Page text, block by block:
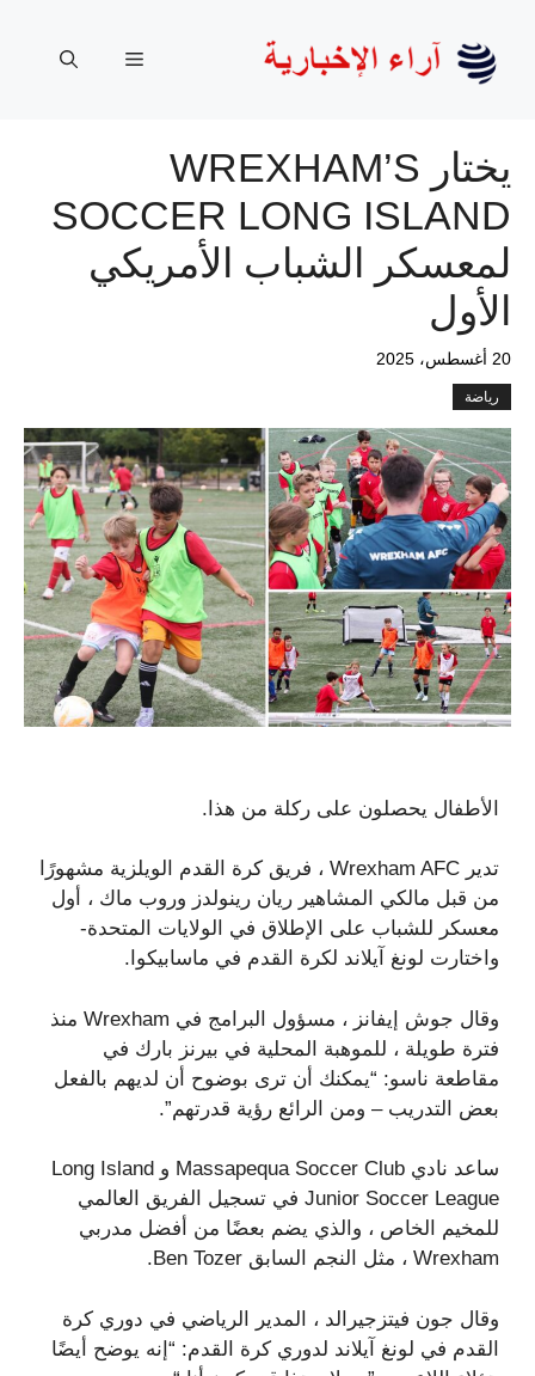
المحتوى
القائمة
يختار WREXHAM’S
SOCCER LONG ISLAND
لمعسكر الشباب الأمريكي
الأول
20 أغسطس، 2025
رياضة
الأطفال يحصلون على ركلة من هذا.
تدير Wrexham AFC ، فريق كرة القدم الويلزية مشهورًا
من قبل مالكي المشاهير ريان رينولدز وروب ماك ، أول
معسكر للشباب على الإطلاق في الولايات المتحدة-
واختارت لونغ آيلاند لكرة القدم في ماسابيكوا.
وقال جوش إيفانز ، مسؤول البرامج في Wrexham منذ
فترة طويلة ، للموهبة المحلية في بيرنز بارك في
مقاطعة ناسو: “يمكنك أن ترى بوضوح أن لديهم بالفعل
بعض التدريب – ومن الرائع رؤية قدرتهم”.
ساعد نادي Massapequa Soccer Club و Long Island
Junior Soccer League في تسجيل الفريق العالمي
للمخيم الخاص ، والذي يضم بعضًا من أفضل مدربي
Wrexham ، مثل النجم السابق Ben Tozer.
وقال جون فيتزجيرالد ، المدير الرياضي في دوري كرة
القدم في لونغ آيلاند لدوري كرة القدم: “إنه يوضح أيضًا